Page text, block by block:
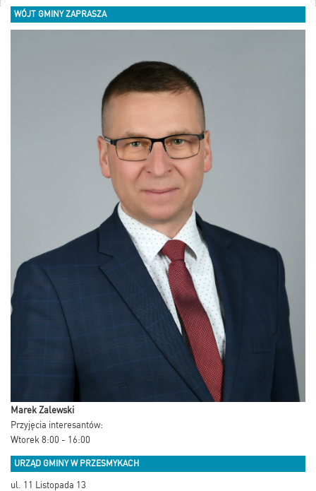
WÓJT GMINY ZAPRASZA
Marek Zalewski
Przyjęcia interesantów:
Wtorek 8:00 - 16:00
URZĄD GMINY W PRZESMYKACH
ul. 11 Listopada 13